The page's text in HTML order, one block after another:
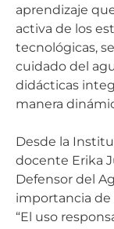
aprendizaje
activa de los
tecnológicas,
cuidado del
didácticas
manera
Desde la
docente Erika
Defensor del
importancia de
“El uso